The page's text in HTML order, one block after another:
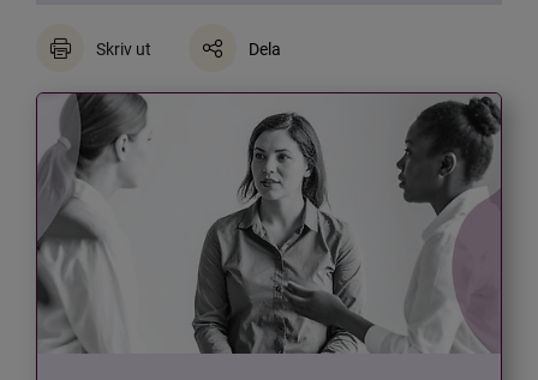
Skriv ut Dela